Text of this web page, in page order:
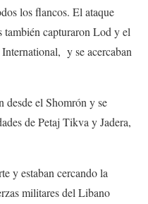
los flancos. El ataque
capturaron Lod y el
y se acercaban
desde el Shomrón y se
de Petaj Tikva y Jadera,
y estaban cercando la
militares del Libano